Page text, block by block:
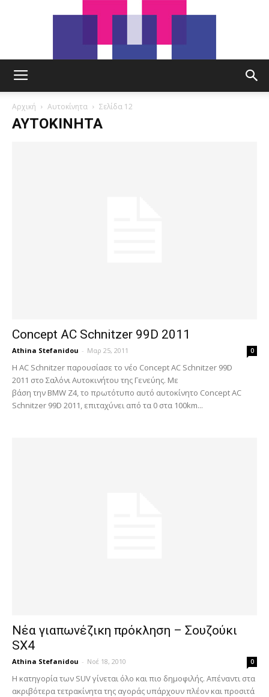
Αρχική Αυτοκίνητα Σελίδα 12
ΑΥΤΟΚΊΝΗΤΑ
Concept AC Schnitzer 99D 2011
Athina Stefanidou - Μαρ 25, 2011 0
Η AC Schnitzer παρουσίασε το νέο Concept AC Schnitzer 99D
2011 στο Σαλόνι Αυτοκινήτου της Γενεύης. Με
βάση την BMW Z4, το πρωτότυπο αυτό αυτοκίνητο Concept AC
Schnitzer 99D 2011, επιταχύνει από τα 0 στα 100km...
Νέα γιαπωνέζικη πρόκληση – Σουζούκι
SX4
Athina Stefanidou - Νοέ 18, 2010 0
Η κατηγορία των SUV γίνεται όλο και πιο δημοφιλής. Απέναντι στα
ακριβότερα τετρακίνητα της αγοράς υπάρχουν πλέον και προσιτά